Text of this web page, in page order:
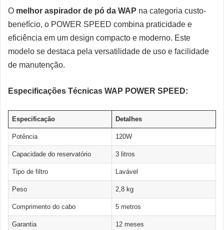
O melhor aspirador de pó da WAP na categoria custo-
benefício, o POWER SPEED combina praticidade e
eficiência em um design compacto e moderno. Este
modelo se destaca pela versatilidade de uso e facilidade
de manutenção.
Especificações Técnicas WAP POWER SPEED:
Especificação Detalhes
Potência 120W
Capacidade do reservatório 3 litros
Tipo de filtro Lavável
Peso 2,8 kg
Comprimento do cabo 5 metros
Garantia 12 meses